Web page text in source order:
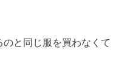
と同じ服を買わなくて